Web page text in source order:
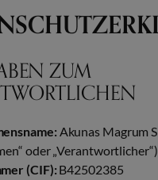
ZUM
Akunas Magrum
oder „Verantwortlicher“)
(CIF): B42502385